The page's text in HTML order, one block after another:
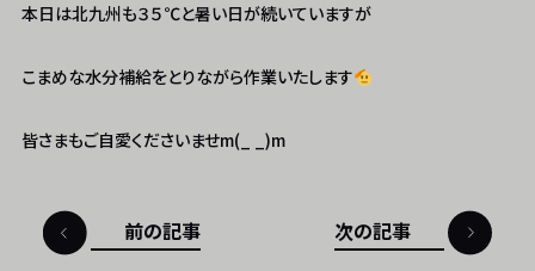
本日は北九州も３５℃と暑い日が続いていますが
こまめな水分補給をとりながら作業いたします
皆さまもご自愛くださいませm(_ _)m
前の記事 次の記事